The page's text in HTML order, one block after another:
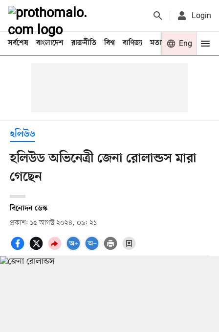
Login
সর্বশেষ বাংলাদেশ রাজনীতি বিশ্ব বাণিজ্য মতামত খেলা
Eng
হলিউড
হলিউড অভিনেত্রী জেনা রোলান্ডস মারা
গেছেন
বিনোদন ডেস্ক
প্রকাশ: ১৫ আগস্ট ২০২৪, ০৯: ২১